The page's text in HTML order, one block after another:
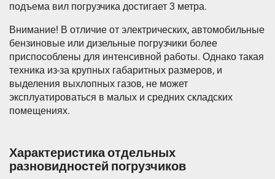
подъема вил погрузчика достигает 3 метра.
Внимание! В отличие от электрических, автомобильные
бензиновые или дизельные погрузчики более
приспособлены для интенсивной работы. Однако такая
техника из-за крупных габаритных размеров, и
выделения выхлопных газов, не может
эксплуатироваться в малых и средних складских
помещениях.
Характеристика отдельных
разновидностей погрузчиков